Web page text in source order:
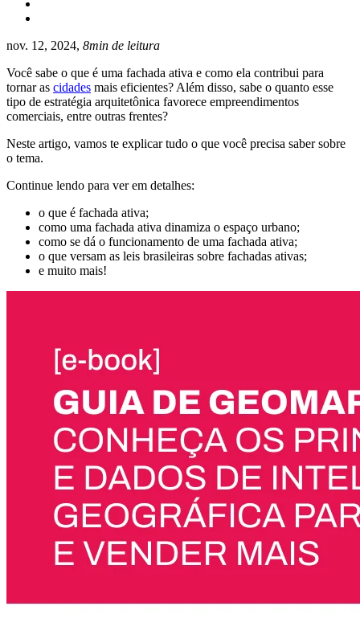
nov. 12, 2024, 8min de leitura
Você sabe o que é uma fachada ativa e como ela contribui para
tornar as cidades mais eficientes? Além disso, sabe o quanto esse
tipo de estratégia arquitetônica favorece empreendimentos
comerciais, entre outras frentes?
Neste artigo, vamos te explicar tudo o que você precisa saber sobre
o tema.
Continue lendo para ver em detalhes:
o que é fachada ativa;
como uma fachada ativa dinamiza o espaço urbano;
como se dá o funcionamento de uma fachada ativa;
o que versam as leis brasileiras sobre fachadas ativas;
e muito mais!